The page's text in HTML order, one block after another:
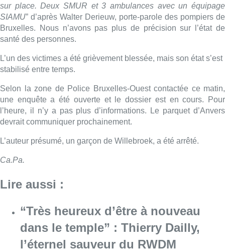
sur place. Deux SMUR et 3 ambulances avec un équipage
SIAMU” d’après Walter Derieuw, porte-parole des pompiers de
Bruxelles. Nous n’avons pas plus de précision sur l’état de
santé des personnes.
L’un des victimes a été grièvement blessée, mais son état s’est
stabilisé entre temps.
Selon la zone de Police Bruxelles-Ouest contactée ce matin,
une enquête a été ouverte et le dossier est en cours. Pour
l’heure, il n’y a pas plus d’informations. Le parquet d’Anvers
devrait communiquer prochainement.
L’auteur présumé, un garçon de Willebroek, a été arrêté.
Ca.Pa.
Lire aussi :
“Très heureux d’être à nouveau
dans le temple” : Thierry Dailly,
l’éternel sauveur du RWDM